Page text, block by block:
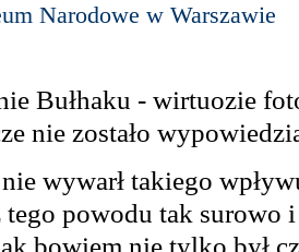
Narodowe w Warszawie
Bułhaku - wirtuozie
nie zostało
wywarł takiego
tego powodu tak surowo